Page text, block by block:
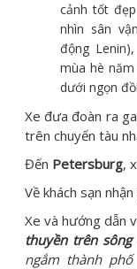
cảnh tốt
nhìn sân
động
mùa hè
dưới ngọn
Xe đưa đoàn ra
trên chuyến tàu
Đến Petersburg,
Về khách sạn
Xe và hướng dẫn
thuyền trên sông
ngắm thành